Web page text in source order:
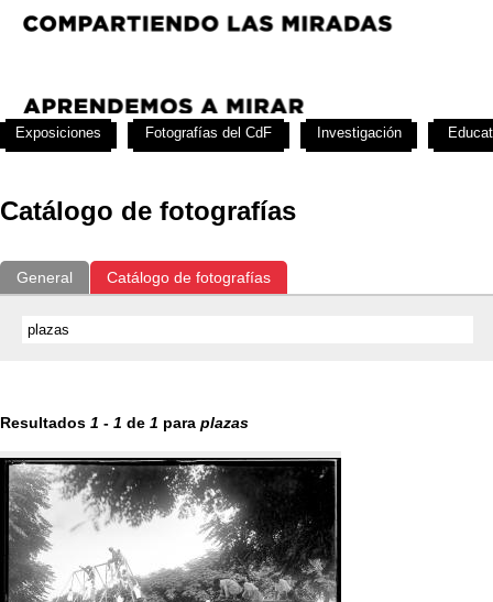
Catálogo de fotografías
General Catálogo de fotografías
Resultados 1 - 1 de 1 para plazas
Exposiciones Fotografías del CdF Investigación